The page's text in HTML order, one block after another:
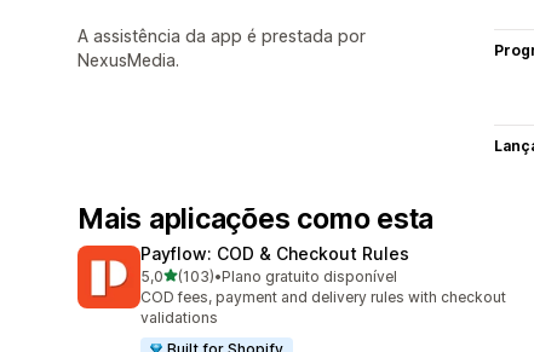
A assistência da app é prestada por
NexusMedia.
Mais aplicações como esta
Payflow: COD & Checkout Rules
5,0de 5 estrelas
(103)
103 total de avaliações
•Plano gratuito disponível
COD fees, payment and delivery rules with checkout
validations